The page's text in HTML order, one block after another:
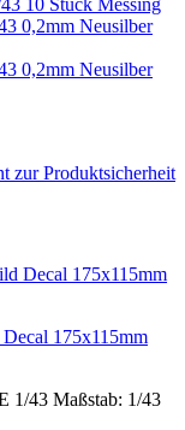
0,2mm Neusilber
0,2mm Neusilber
zur Produktsicherheit
175x115mm
1/43 Maßstab: 1/43